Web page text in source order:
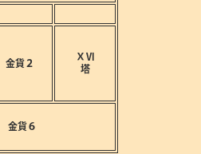
金貨２
ⅩⅥ
塔
金貨６